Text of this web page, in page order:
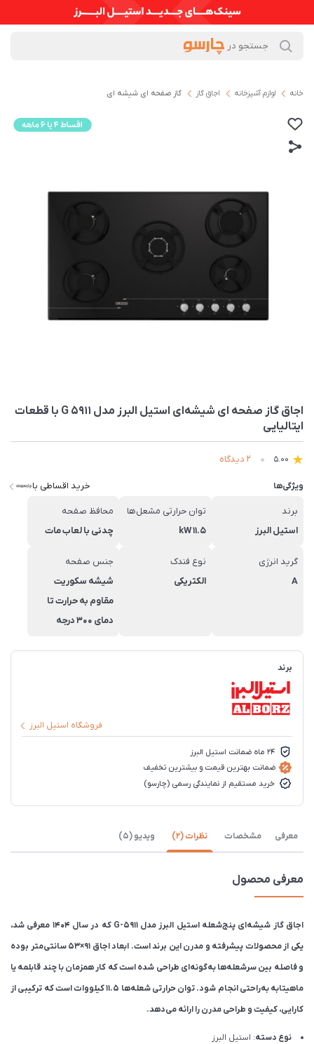
خانه لوازم آشپزخانه اجاق گاز گاز صفحه ای شیشه ای
اجاق گاز صفحه ای شیشه‌ای استیل البرز مدل G 5911 با قطعات
ایتالیایی
5.00 2 دیدگاه
ویژگی‌ها خرید اقساطی با
برند
استیل البرز
توان حرارتی مشعل‌ها
11.5 kW
محافظ صفحه
چدنی با لعاب مات
گرید انرژی
A
نوع فندک
الکتریکی
جنس صفحه
شیشه سکوریت
مقاوم به حرارت تا
دمای 300 درجه
برند
فروشگاه استیل البرز
24 ماه ضمانت استیل البرز
ضمانت بهترین قیمت و بیشترین تخفیف
خرید مستقیم از نمایندگی رسمی (چارسو)
معرفی مشخصات نظرات (2) ویدیو (5)
معرفی محصول
اجاق گاز شیشه‌ای پنج‌شعله استیل البرز مدل G-5911 که در سال 1404 معرفی شد،
یکی از محصولات پیشرفته و مدرن این برند است.
ابعاد اجاق 91×53 سانتی‌متر بوده
و فاصله بین سرشعله‌ها به‌گونه‌ای طراحی شده است که کار همزمان با چند قابلمه یا
ماهیتابه به‌راحتی انجام شود. توان حرارتی شعله‌ها ۱۱.۵ کیلووات است که ترکیبی از
کارایی، کیفیت و طراحی مدرن را ارائه می‌دهد.
نوع دسته: استیل البرز